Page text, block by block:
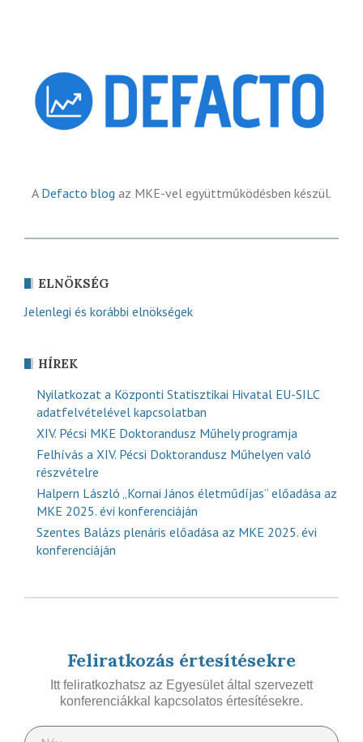
A Defacto blog az MKE-vel együttműködésben készül.
ELNÖKSÉG
Jelenlegi és korábbi elnökségek
HÍREK
Nyilatkozat a Központi Statisztikai Hivatal EU-SILC
adatfelvételével kapcsolatban
XIV. Pécsi MKE Doktorandusz Műhely programja
Felhívás a XIV. Pécsi Doktorandusz Műhelyen való
részvételre
Halpern László „Kornai János életműdíjas” előadása az
MKE 2025. évi konferenciáján
Szentes Balázs plenáris előadása az MKE 2025. évi
konferenciáján
Feliratkozás értesítésekre
Itt feliratkozhatsz az Egyesület által szervezett
konferenciákkal kapcsolatos értesítésekre.